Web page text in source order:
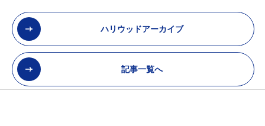
ハリウッドアーカイブ
記事一覧へ